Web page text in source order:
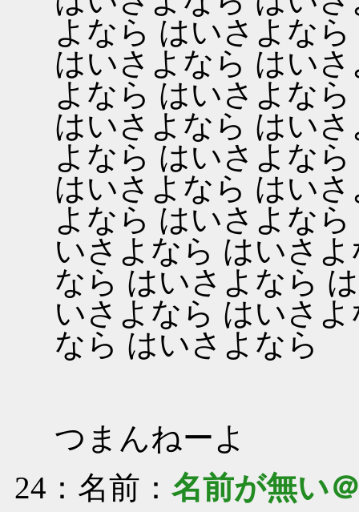
よなら はいさよな
はいさよなら はい
よなら はいさよなら
はいさよなら はい
よなら はいさよな
はいさよなら はい
よなら はいさよなら
いさよなら はいさ
なら はいさよなら
いさよなら はいさ
なら はいさよなら
つまんねーよ
24 ：名前： 名前が無い